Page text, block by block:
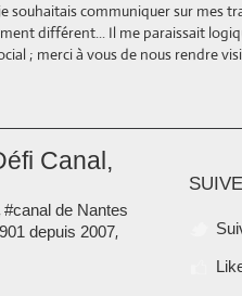
souhaitais communiquer sur mes
différent... Il me paraissait
; merci à vous de nous rendre
Canal,
#canal de Nantes
depuis 2007,